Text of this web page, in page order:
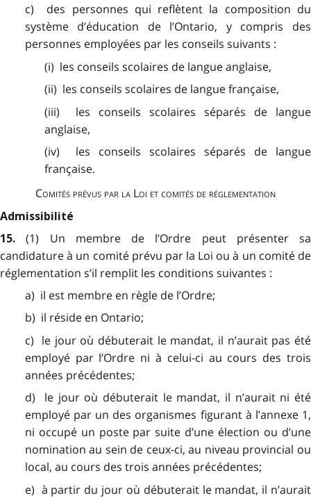
c) des personnes qui reflètent la composition du
système d’éducation de l’Ontario, y compris des
personnes employées par les conseils suivants :
(i) les conseils scolaires de langue anglaise,
(ii) les conseils scolaires de langue française,
(iii) les conseils scolaires séparés de langue
anglaise,
(iv) les conseils scolaires séparés de langue
française.
Comités prévus par la Loi et comités de réglementation
Admissibilité
15.(1) Un membre de l’Ordre peut présenter sa
candidature à un comité prévu par la Loi ou à un comité de
réglementation s’il remplit les conditions suivantes :
a) il est membre en règle de l’Ordre;
b) il réside en Ontario;
c) le jour où débuterait le mandat, il n’aurait pas été
employé par l’Ordre ni à celui-ci au cours des trois
années précédentes;
d) le jour où débuterait le mandat, il n’aurait ni été
employé par un des organismes figurant à l’annexe 1,
ni occupé un poste par suite d’une élection ou d’une
nomination au sein de ceux-ci, au niveau provincial ou
local, au cours des trois années précédentes;
e) à partir du jour où débuterait le mandat, il n’aurait